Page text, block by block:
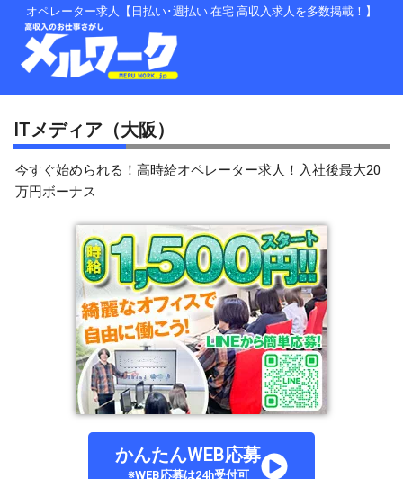
オペレーター求人【日払い･週払い 在宅 高収入求人を多数掲載！】
ITメディア（大阪）
今すぐ始められる！高時給オペレーター求人！入社後最大20
万円ボーナス
かんたんWEB応募
※WEB応募は24h受付可